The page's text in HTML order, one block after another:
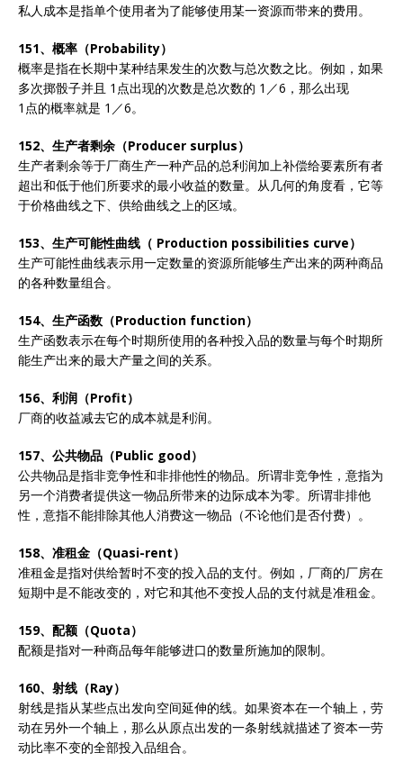
私人成本是指单个使用者为了能够使用某一资源而带来的费用。
151、概率（Probability）
概率是指在长期中某种结果发生的次数与总次数之比。例如，如果
多次掷骰子并且 1点出现的次数是总次数的 1／6，那么出现
1点的概率就是 1／6。
152、生产者剩余（Producer surplus）
生产者剩余等于厂商生产一种产品的总利润加上补偿给要素所有者
超出和低于他们所要求的最小收益的数量。从几何的角度看，它等
于价格曲线之下、供给曲线之上的区域。
153、生产可能性曲线（ Production possibilities curve）
生产可能性曲线表示用一定数量的资源所能够生产出来的两种商品
的各种数量组合。
154、生产函数（Production function）
生产函数表示在每个时期所使用的各种投入品的数量与每个时期所
能生产出来的最大产量之间的关系。
156、利润（Profit）
厂商的收益减去它的成本就是利润。
157、公共物品（Public good）
公共物品是指非竞争性和非排他性的物品。所谓非竞争性，意指为
另一个消费者提供这一物品所带来的边际成本为零。所谓非排他
性，意指不能排除其他人消费这一物品（不论他们是否付费）。
158、准租金（Quasi-rent）
准租金是指对供给暂时不变的投入品的支付。例如，厂商的厂房在
短期中是不能改变的，对它和其他不变投人品的支付就是准租金。
159、配额（Quota）
配额是指对一种商品每年能够进口的数量所施加的限制。
160、射线（Ray）
射线是指从某些点出发向空间延伸的线。如果资本在一个轴上，劳
动在另外一个轴上，那么从原点出发的一条射线就描述了资本一劳
动比率不变的全部投入品组合。